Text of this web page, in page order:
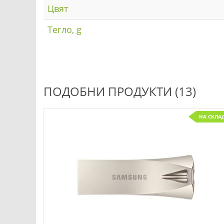
Цвят
Тегло, g
ПОДОБНИ ПРОДУКТИ (13)
НА